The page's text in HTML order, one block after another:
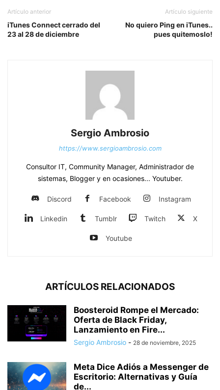
Artículo anterior
iTunes Connect cerrado del
23 al 28 de diciembre
Artículo siguiente
No quiero Ping en iTunes..
pues quitemoslo!
Sergio Ambrosio
https://www.sergioambrosio.com
Consultor IT, Community Manager, Administrador de
sistemas, Blogger y en ocasiones... Youtuber.
Discord Facebook Instagram
Linkedin Tumblr Twitch X
Youtube
ARTÍCULOS RELACIONADOS
Boosteroid Rompe el Mercado:
Oferta de Black Friday,
Lanzamiento en Fire...
Sergio Ambrosio - 28 de noviembre, 2025
Meta Dice Adiós a Messenger de
Escritorio: Alternativas y Guía
de...